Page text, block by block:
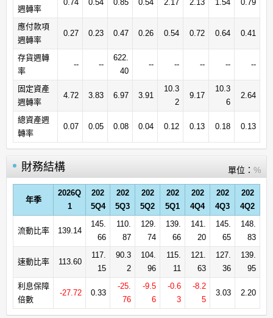
週轉率
0.74 0.54 0.85 0.54 2.17 2.13 1.54 0.79
應付款項
週轉率
0.27 0.23 0.47 0.26 0.54 0.72 0.64 0.41
存貨週轉
率
-- --
622.
40
-- -- -- -- --
固定資產
週轉率
4.72 3.83 6.97 3.91
10.3
2
9.17
10.3
6
2.64
總資產週
轉率
0.07 0.05 0.08 0.04 0.12 0.13 0.18 0.13
財務結構 單位： %
年季
2026Q
1
202
5Q4
202
5Q3
202
5Q2
202
5Q1
202
4Q4
202
4Q3
202
4Q2
流動比率 139.14
145.
66
110.
87
129.
74
139.
66
141.
20
145.
65
148.
83
速動比率 113.60
117.
15
90.3
2
104.
96
115.
11
121.
63
127.
36
139.
95
利息保障
倍數
-27.72 0.33
-25.
76
-9.5
6
-0.6
3
-8.2
5
3.03 2.20